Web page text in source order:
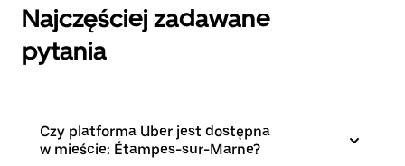
Najczęściej zadawane
pytania
Czy platforma Uber jest dostępna
w mieście: Étampes-sur-Marne?